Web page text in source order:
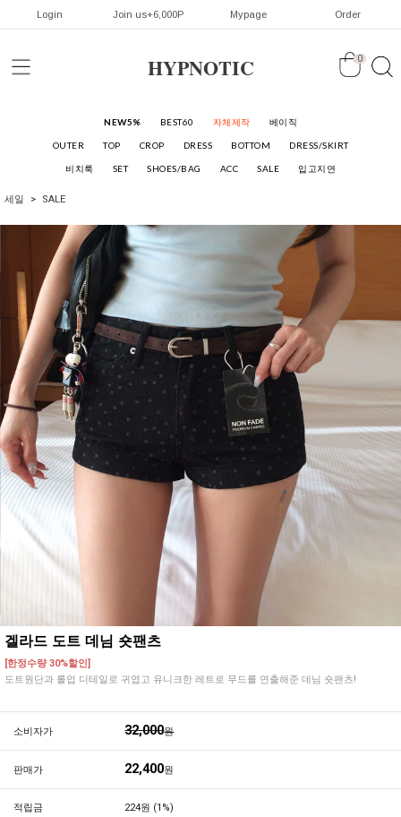
Login Join us+6,000P Mypage Order
HYPNOTIC 0
NEW5% BEST60 자체제작 베이직
OUTER TOP CROP DRESS BOTTOM DRESS/SKIRT
비치룩 SET SHOES/BAG ACC SALE 입고지연
세일 SALE
겔라드 도트 데님 숏팬츠
[한정수량 30%할인]
도트원단과 롤업 디테일로 귀엽고 유니크한 레트로 무드를 연출해준 데님 숏팬츠!
소비자가 32,000원
판매가 22,400원
적립금 224원 (1%)